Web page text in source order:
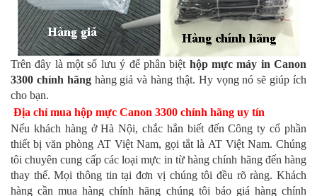
Trên đây là một số lưu ý để phân biệt hộp mực máy in Canon
3300 chính hãng hàng giả và hàng thật. Hy vọng nó sẽ giúp ích
cho bạn.
Địa chỉ mua hộp mực Canon 3300 chính hãng uy tín
Nếu khách hàng ở Hà Nội, chắc hẳn biết đến Công ty cổ phần
thiết bị văn phòng AT Việt Nam, gọi tắt là AT Việt Nam. Chúng
tôi chuyên cung cấp các loại mực in từ hàng chính hãng đến hàng
thay thế. Mọi thông tin tại đơn vị chúng tôi đều rõ ràng. Khách
hàng cần mua hàng chính hãng chúng tôi báo giá hàng chính